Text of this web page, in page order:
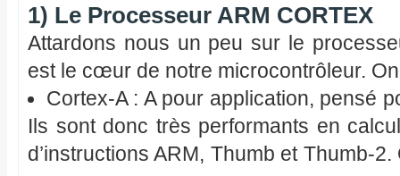
1) Le Processeur ARM CORTEX
Attardons nous un peu sur le
est le cœur de notre microcontrôleur.
Cortex-A : A pour application, pensé
Ils sont donc très performants en
d’instructions ARM, Thumb et Thumb-